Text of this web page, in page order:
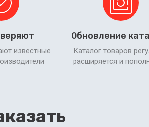
известные
Обновление
Каталог товаров
расширяется и